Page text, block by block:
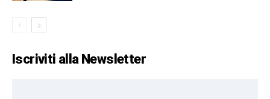
Iscriviti alla Newsletter